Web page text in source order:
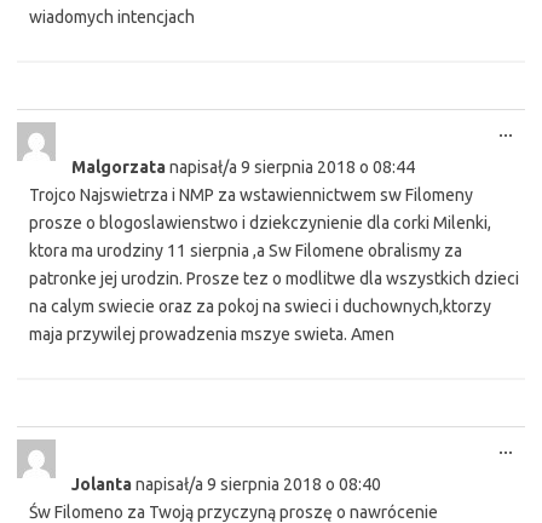
wiadomych intencjach
Malgorzatanapisał/a 9 sierpnia 2018 o 08:44
Trojco Najswietrza i NMP za wstawiennictwem sw Filomeny
prosze o blogoslawienstwo i dziekczynienie dla corki Milenki,
ktora ma urodziny 11 sierpnia ,a Sw Filomene obralismy za
patronke jej urodzin. Prosze tez o modlitwe dla wszystkich dzieci
na calym swiecie oraz za pokoj na swieci i duchownych,ktorzy
maja przywilej prowadzenia mszye swieta. Amen
...
Jolantanapisał/a 9 sierpnia 2018 o 08:40
Św Filomeno za Twoją przyczyną proszę o nawrócenie
...